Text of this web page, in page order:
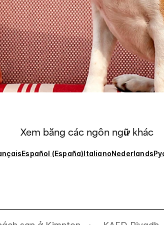
Xem bằng các ngôn ngữ khác
Español (España)ItalianoNederlands